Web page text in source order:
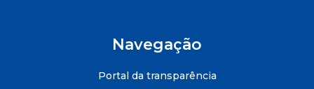
Navegação
Portal da transparência